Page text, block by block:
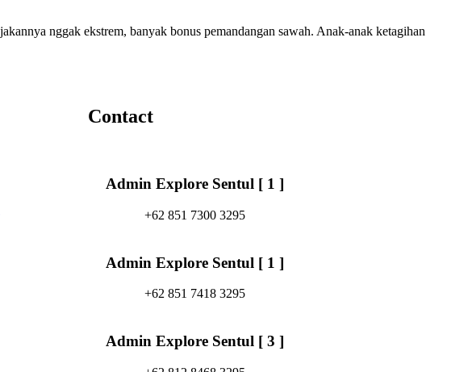
nggak ekstrem, banyak bonus pemandangan sawah. Anak-anak ketagihan
Contact
Admin Explore Sentul [ 1 ]
+62 851 7300 3295
Admin Explore Sentul [ 1 ]
+62 851 7418 3295
Admin Explore Sentul [ 3 ]